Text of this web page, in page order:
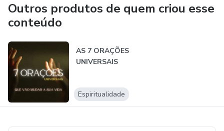
Outros produtos de quem criou esse
conteúdo
AS 7 ORAÇÕES
UNIVERSAIS
Espiritualidade